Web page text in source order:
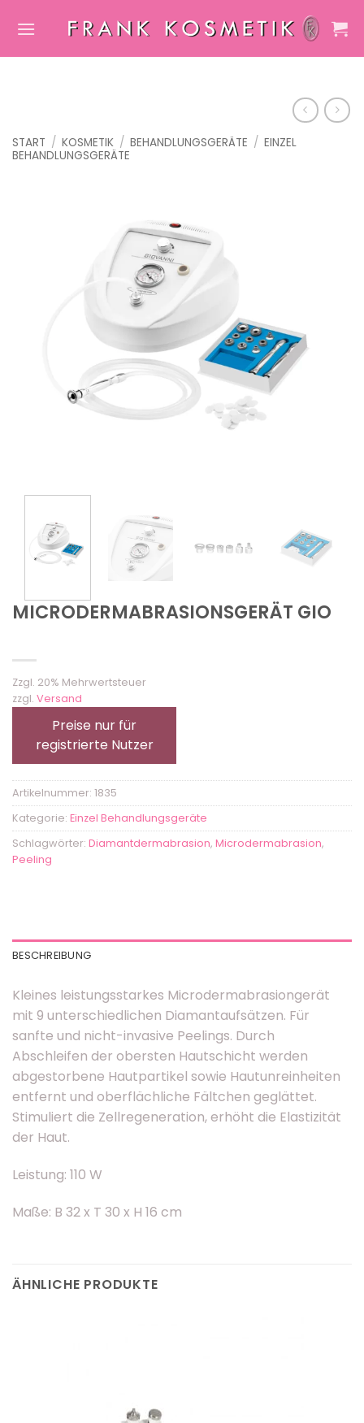
Inhalt
START / KOSMETIK / BEHANDLUNGSGERÄTE / EINZEL
BEHANDLUNGSGERÄTE
MICRODERMABRASIONSGERÄT GIO
Zzgl. 20% Mehrwertsteuer
zzgl. Versand
Preise nur für
registrierte Nutzer
Artikelnummer: 1835
Kategorie: Einzel Behandlungsgeräte
Schlagwörter: Diamantdermabrasion, Microdermabrasion,
Peeling
BESCHREIBUNG
Kleines leistungsstarkes Microdermabrasiongerät
mit 9 unterschiedlichen Diamantaufsätzen. Für
sanfte und nicht-invasive Peelings. Durch
Abschleifen der obersten Hautschicht werden
abgestorbene Hautpartikel sowie Hautunreinheiten
entfernt und oberflächliche Fältchen geglättet.
Stimuliert die Zellregeneration, erhöht die Elastizität
der Haut.
Leistung: 110 W
Maße: B 32 x T 30 x H 16 cm
ÄHNLICHE PRODUKTE